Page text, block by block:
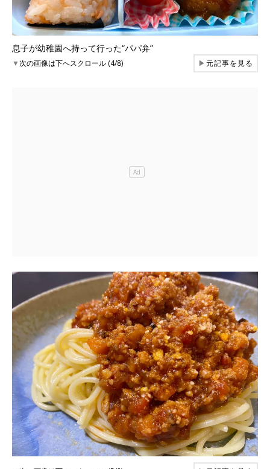
息子が幼稚園へ持って行った“パパ弁”
▼次の画像は下へスクロール (4/8) ▶元記事を見る